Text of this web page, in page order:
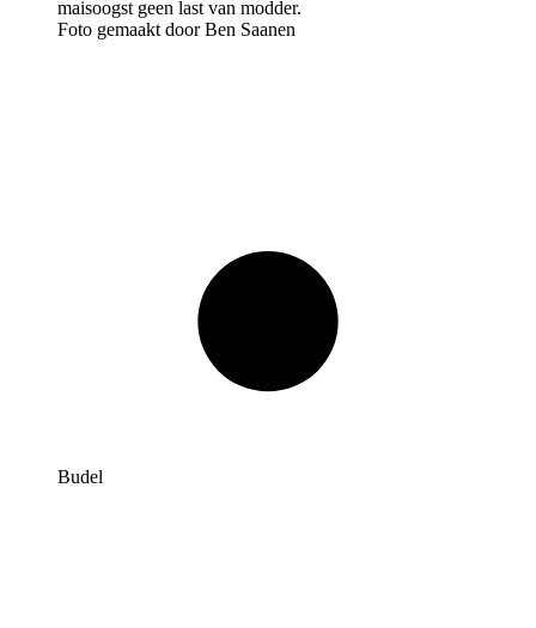
Foto gemaakt door Ben Saanen
Budel